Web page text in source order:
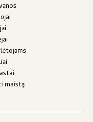
maistą